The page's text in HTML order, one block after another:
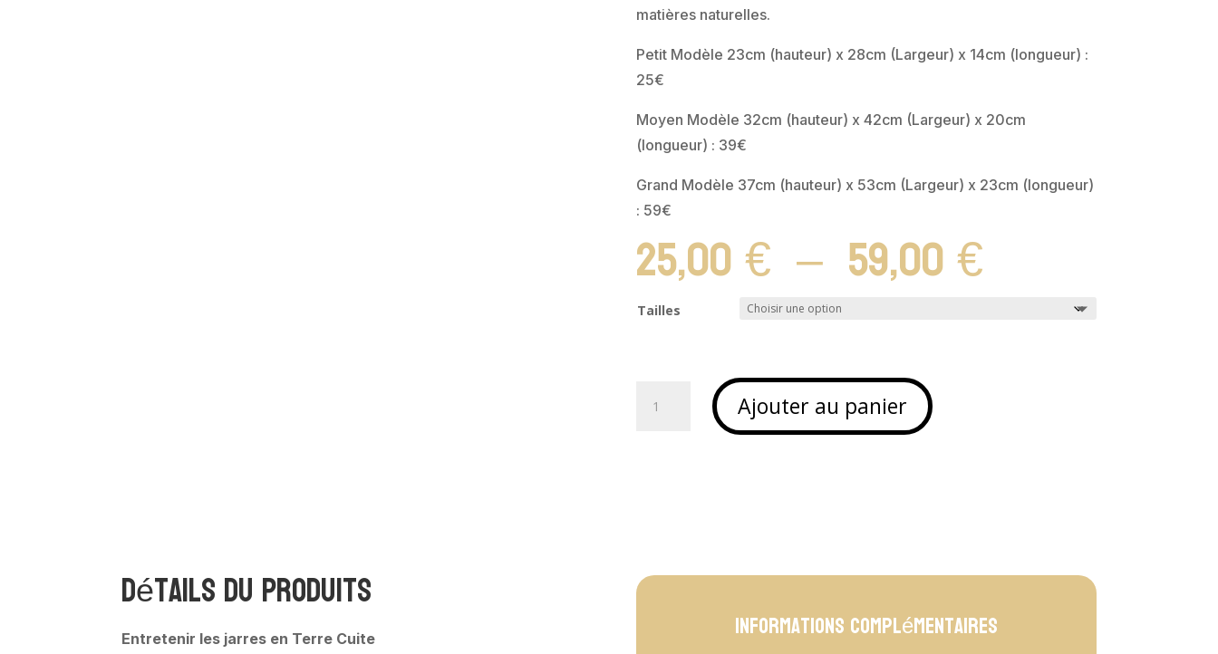
matières naturelles.
Petit Modèle 23cm (hauteur) x 28cm (Largeur) x 14cm (longueur) :
25€
Moyen Modèle 32cm (hauteur) x 42cm (Largeur) x 20cm
(longueur) : 39€
Grand Modèle 37cm (hauteur) x 53cm (Largeur) x 23cm (longueur)
: 59€
25,00€ – 59,00€Plage
deprix :
25,00 €
Tailles
Ajouter au panier
Détails du produits
Entretenir les jarres en Terre Cuite Informations complémentaires